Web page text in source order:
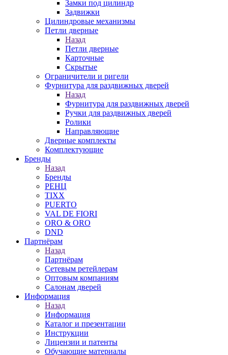
Замки под цилиндр
Задвижки
Цилиндровые механизмы
Петли дверные
Назад
Петли дверные
Карточные
Скрытые
Ограничители и ригели
Фурнитура для раздвижных дверей
Назад
Фурнитура для раздвижных дверей
Ручки для раздвижных дверей
Ролики
Направляющие
Дверные комплекты
Комплектующие
Бренды
Назад
Бренды
РЕНЦ
TIXX
PUERTO
VAL DE FIORI
ORO & ORO
DND
Партнёрам
Назад
Партнёрам
Сетевым ретейлерам
Оптовым компаниям
Салонам дверей
Информация
Назад
Информация
Каталог и презентации
Инструкции
Лицензии и патенты
Обучающие материалы